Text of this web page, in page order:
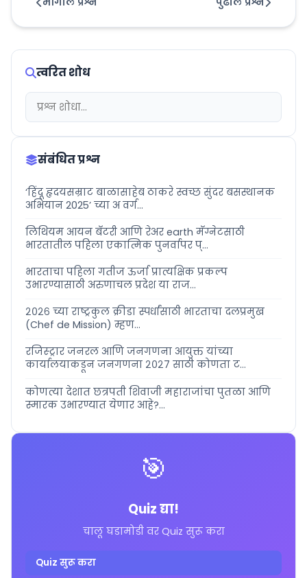
त्वरित शोध
संबंधित प्रश्न
‘हिंदू हृदयसम्राट बाळासाहेब ठाकरे स्वच्छ सुंदर बसस्थानक
अभियान 2025’ च्या अ वर्ग...
लिथियम आयन बॅटरी आणि रेअर earth मॅग्नेटसाठी
भारतातील पहिला एकात्मिक पुनर्वापर प्...
भारताचा पहिला गतीज ऊर्जा प्रात्यक्षिक प्रकल्प
उभारण्यासाठी अरुणाचल प्रदेश या राज...
२०२६ च्या राष्ट्रकुल क्रीडा स्पर्धांसाठी भारताचा दलप्रमुख
(Chef de Mission) म्हण...
रजिस्ट्रार जनरल आणि जनगणना आयुक्त यांच्या
कार्यालयाकडून जनगणना २०२७ साठी कोणता ट...
कोणत्या देशात छत्रपती शिवाजी महाराजांचा पुतळा आणि
स्मारक उभारण्यात येणार आहे?...
🎯
Quiz द्या!
चालू घडामोडी वर Quiz सुरू करा
Quiz सुरू करा